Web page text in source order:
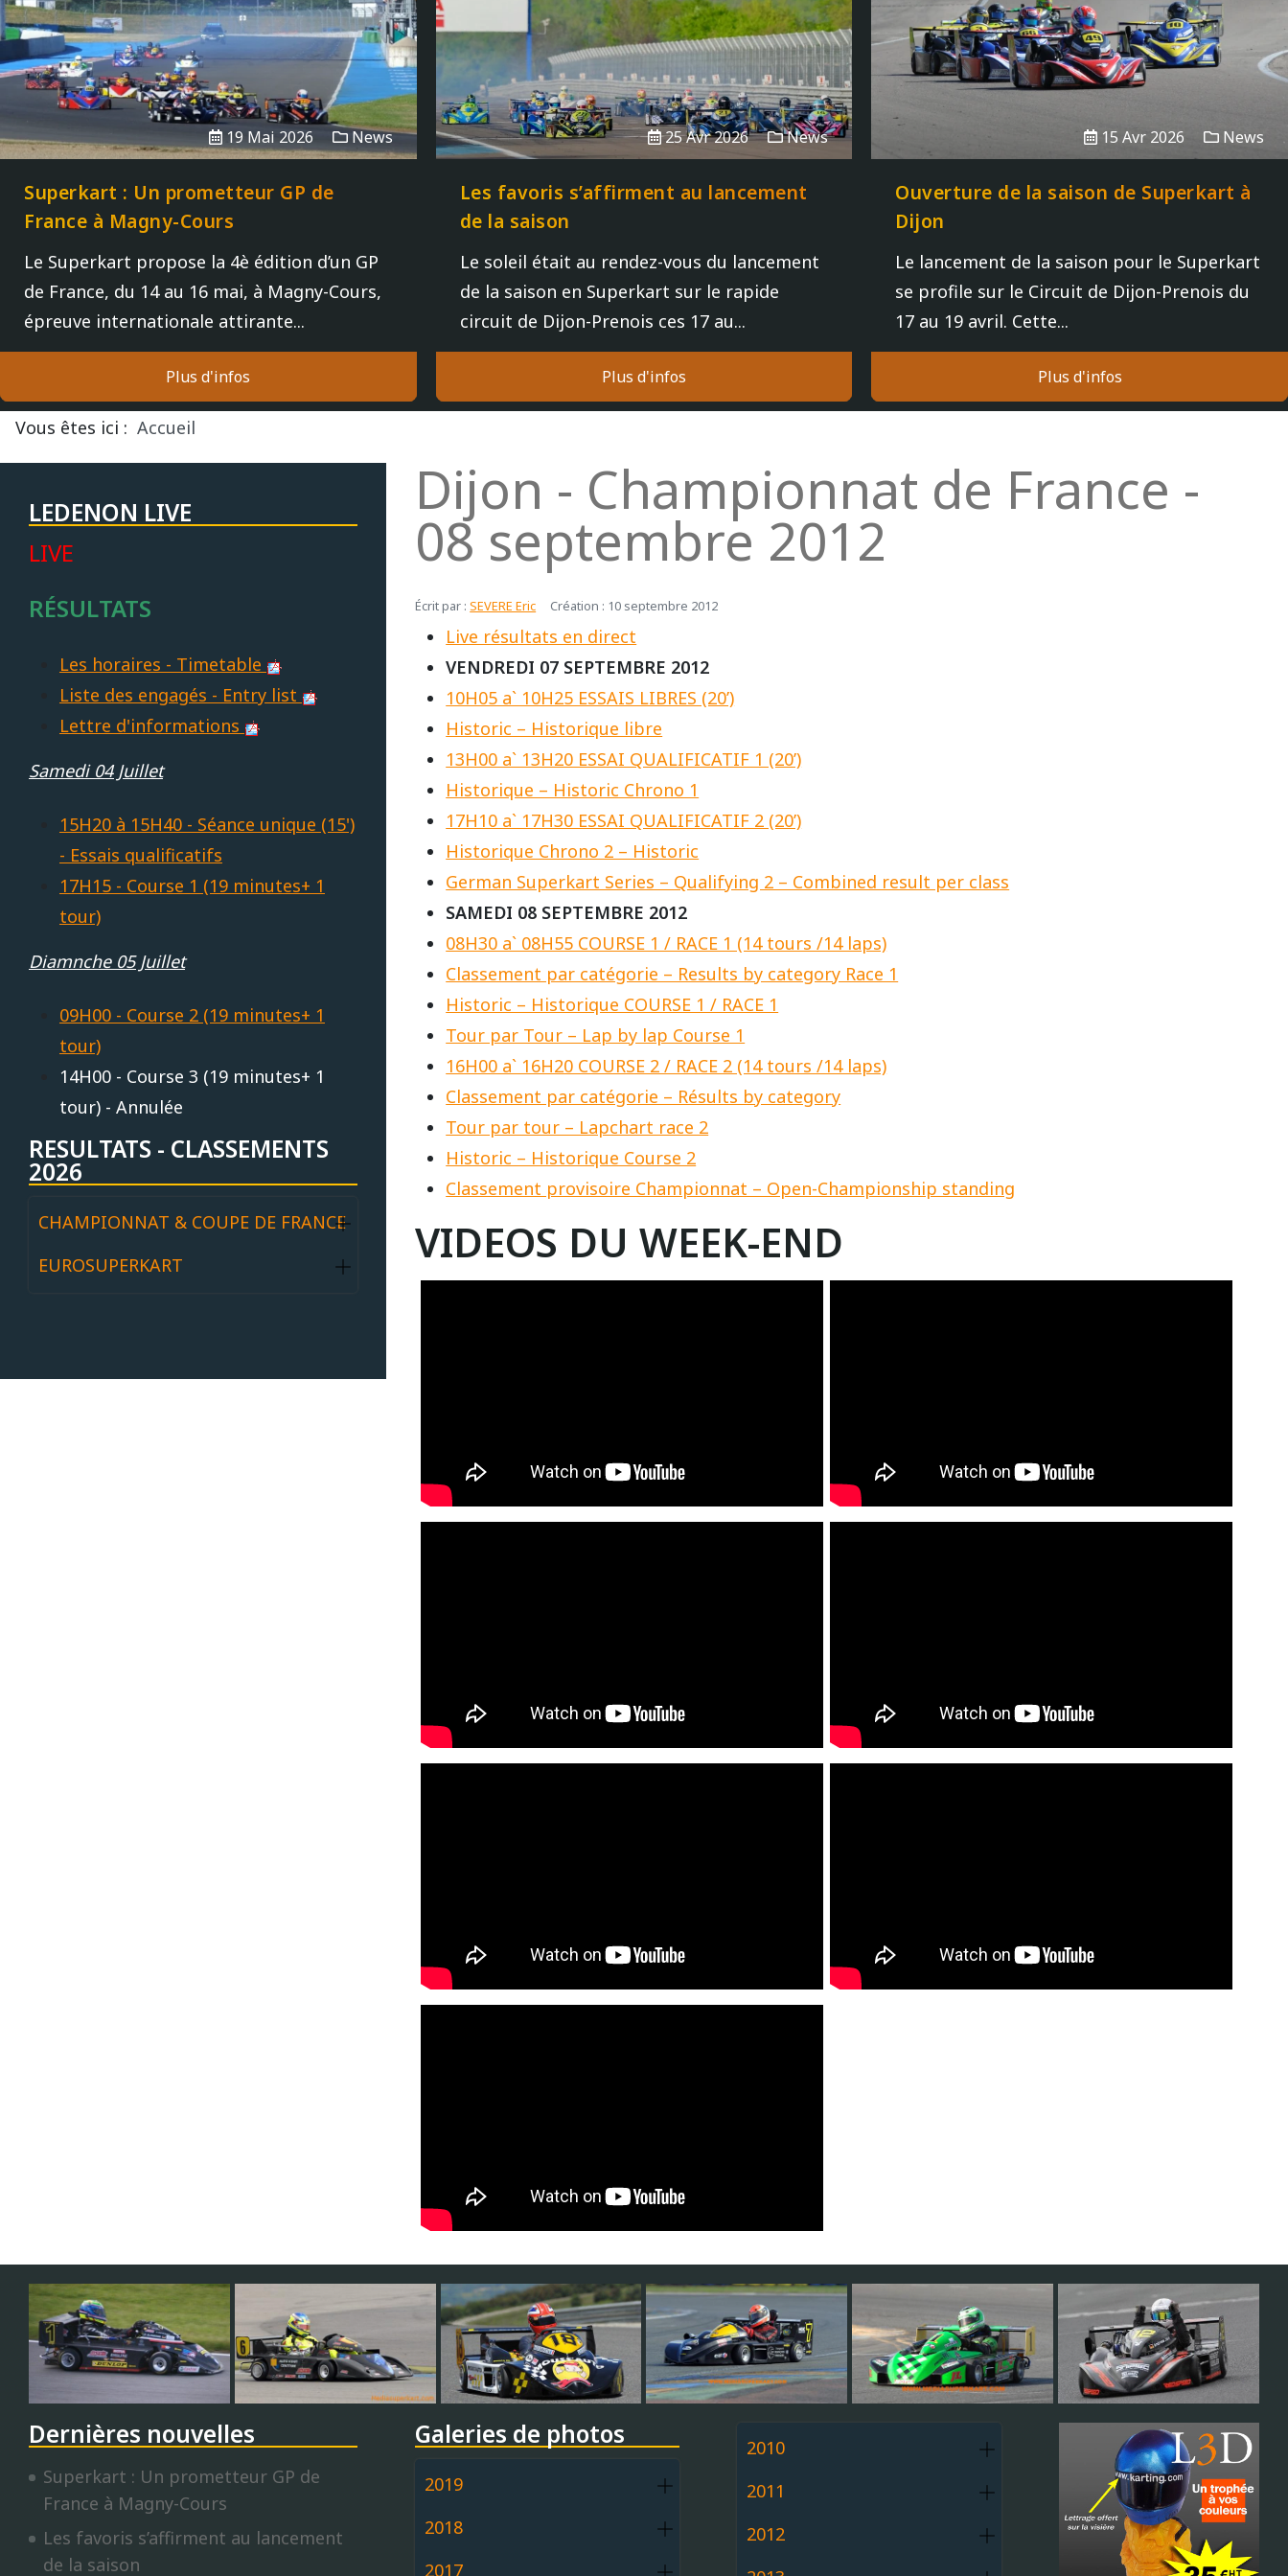
19 Mai 2026 News
Superkart : Un prometteur GP de
France à Magny-Cours
Le Superkart propose la 4è édition d’un GP
de France, du 14 au 16 mai, à Magny-Cours,
épreuve internationale attirante...
Plus d'infos
25 Avr 2026 News
Les favoris s’affirment au lancement
de la saison
Le soleil était au rendez-vous du lancement
de la saison en Superkart sur le rapide
circuit de Dijon-Prenois ces 17 au...
Plus d'infos
15 Avr 2026 News
Ouverture de la saison de Superkart à
Dijon
Le lancement de la saison pour le Superkart
se profile sur le Circuit de Dijon-Prenois du
17 au 19 avril. Cette...
Plus d'infos
Vous êtes ici : Accueil
LEDENON LIVE
LIVE
RÉSULTATS
Les horaires - Timetable
Liste des engagés - Entry list
Lettre d'informations
Samedi 04 Juillet
15H20 à 15H40 - Séance unique (15')
- Essais qualificatifs
17H15 - Course 1 (19 minutes+ 1
tour)
Diamnche 05 Juillet
09H00 - Course 2 (19 minutes+ 1
tour)
14H00 - Course 3 (19 minutes+ 1
tour) - Annulée
RESULTATS - CLASSEMENTS
2026
CHAMPIONNAT & COUPE DE FRANCE
EUROSUPERKART
Dijon - Championnat de France -
08 septembre 2012
Écrit par :SEVERE Eric Création : 10 septembre 2012
Live résultats en direct
VENDREDI 07 SEPTEMBRE 2012
10H05 a` 10H25 ESSAIS LIBRES (20’)
Historic – Historique libre
13H00 a` 13H20 ESSAI QUALIFICATIF 1 (20’)
Historique – Historic Chrono 1
17H10 a` 17H30 ESSAI QUALIFICATIF 2 (20’)
Historique Chrono 2 – Historic
German Superkart Series – Qualifying 2 – Combined result per class
SAMEDI 08 SEPTEMBRE 2012
08H30 a` 08H55 COURSE 1 / RACE 1 (14 tours /14 laps)
Classement par catégorie – Results by category Race 1
Historic – Historique COURSE 1 / RACE 1
Tour par Tour – Lap by lap Course 1
16H00 a` 16H20 COURSE 2 / RACE 2 (14 tours /14 laps)
Classement par catégorie – Résults by category
Tour par tour – Lapchart race 2
Historic – Historique Course 2
Classement provisoire Championnat – Open-Championship standing
VIDEOS DU WEEK-END
Dernières nouvelles
Superkart : Un prometteur GP de
France à Magny-Cours
Les favoris s’affirment au lancement
de la saison
Galeries de photos
2019
2018
2017
2010
2011
2012
2009
2008
2007
2006
2004
2005
2004
NOGARO
PAU ARNOS
Vidéos/Youtube
Autres années